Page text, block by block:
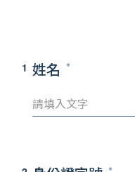
1 姓名